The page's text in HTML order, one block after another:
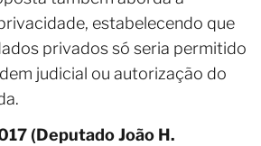
estabelecendo que
privados só seria permitido
judicial ou autorização do
(Deputado João H.